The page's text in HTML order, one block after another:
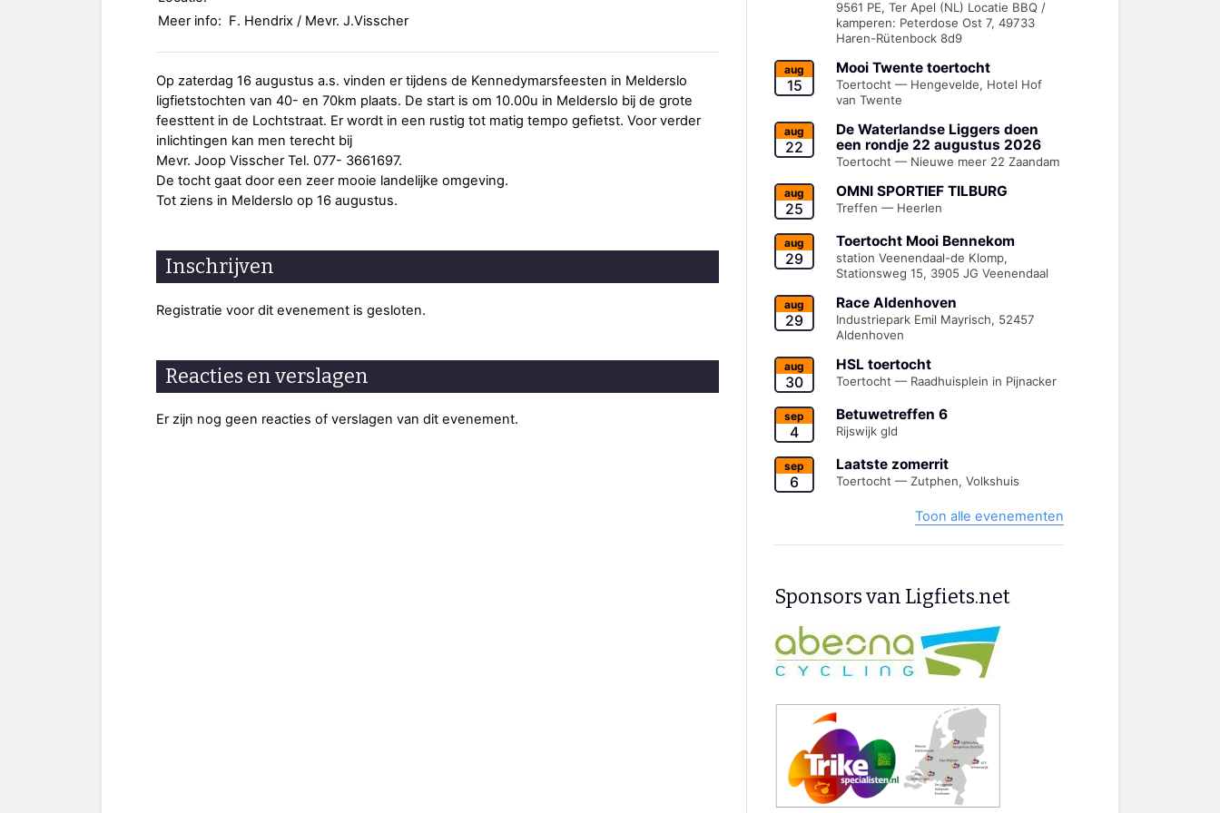
Meer info: F. Hendrix / Mevr. J.Visscher
Op zaterdag 16 augustus a.s. vinden er tijdens de Kennedymarsfeesten in Melderslo
ligfietstochten van 40- en 70km plaats. De start is om 10.00u in Melderslo bij de grote
feesttent in de Lochtstraat. Er wordt in een rustig tot matig tempo gefietst. Voor verder
inlichtingen kan men terecht bij
Mevr. Joop Visscher Tel. 077- 3661697.
De tocht gaat door een zeer mooie landelijke omgeving.
Tot ziens in Melderslo op 16 augustus.
Inschrijven
Registratie voor dit evenement is gesloten.
Reacties en verslagen
Er zijn nog geen reacties of verslagen van dit evenement.
9561 PE, Ter Apel (NL) Locatie BBQ /
kamperen: Peterdose Ost 7, 49733
Haren-Rütenbock 8d9
aug
15
Mooi Twente toertocht
Toertocht — Hengevelde, Hotel Hof
van Twente
aug
22
De Waterlandse Liggers doen
een rondje 22 augustus 2026
Toertocht — Nieuwe meer 22 Zaandam
aug
25
OMNI SPORTIEF TILBURG
Treffen — Heerlen
aug
29
Toertocht Mooi Bennekom
station Veenendaal-de Klomp,
Stationsweg 15, 3905 JG Veenendaal
aug
29
Race Aldenhoven
Industriepark Emil Mayrisch, 52457
Aldenhoven
aug
30
HSL toertocht
Toertocht — Raadhuisplein in Pijnacker
sep
4
Betuwetreffen 6
Rijswijk gld
sep
6
Laatste zomerrit
Toertocht — Zutphen, Volkshuis
Toon alle evenementen
Sponsors van Ligfiets.net